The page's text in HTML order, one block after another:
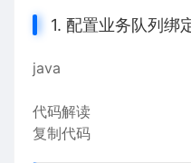
1. 配置业务队列绑
java
代码解读
复制代码